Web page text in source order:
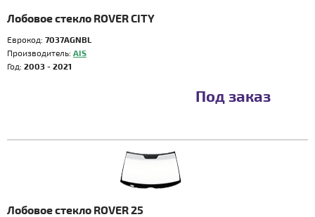
Лобовое стекло ROVER CITY
Еврокод: 7037AGNBL
Производитель: AIS
Год: 2003 - 2021
Под заказ
Лобовое стекло ROVER 25